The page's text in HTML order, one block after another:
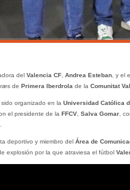
del Valencia CF, Andrea Esteban, y el
de Primera Iberdrolade la Comunitat
organizado en laUniversidad Católica
el presidente de la FFCV, Salva Gomar,
deportivo y miembro del Área de
explosión por la que atraviesa el fútbol